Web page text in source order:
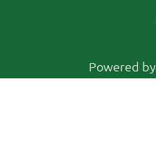
Powered by